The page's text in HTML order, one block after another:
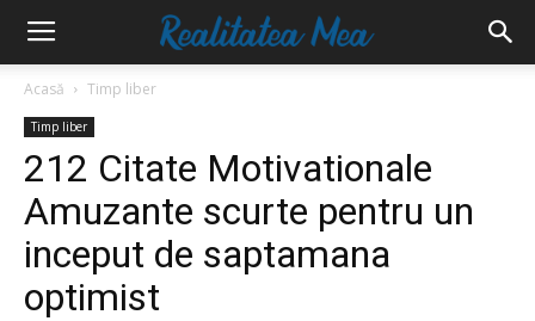
Acasă Timp liber
Timp liber
212 Citate Motivationale
Amuzante scurte pentru un
inceput de saptamana
optimist